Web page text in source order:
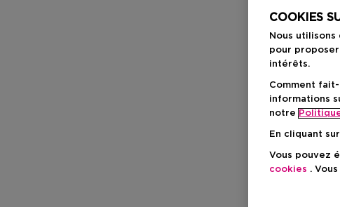
COOKIES
Nous
pour
intérêts.
Comment
informations
notre
En cliquant
Vous pouvez
cookies .